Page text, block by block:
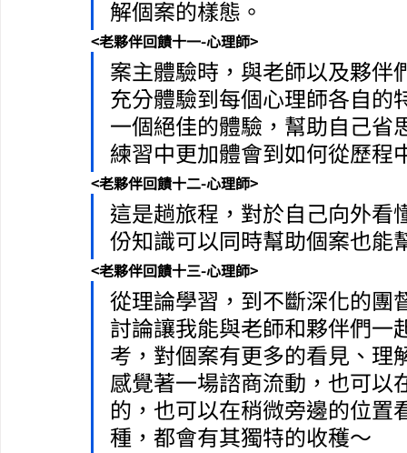
解個案的樣態。
<老夥伴回饋十一-心理師>
案主體驗時，與老師以及夥伴
充分體驗到每個心理師各自的
一個絕佳的體驗，幫助自己省
練習中更加體會到如何從歷程
<老夥伴回饋十二-心理師>
這是趟旅程，對於自己向外看
份知識可以同時幫助個案也能
<老夥伴回饋十三-心理師>
從理論學習，到不斷深化的團
討論讓我能與老師和夥伴們一
考，對個案有更多的看見、理
感覺著一場諮商流動，也可以
的，也可以在稍微旁邊的位置
種，都會有其獨特的收穫～